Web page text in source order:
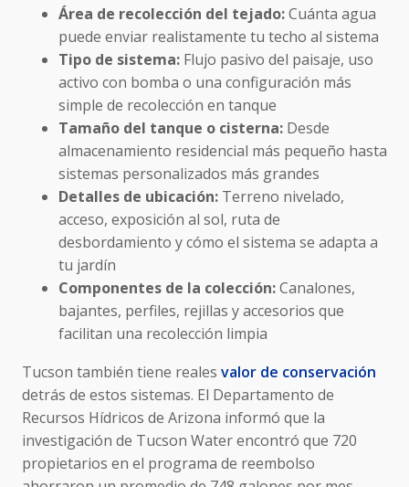
Área de recolección del tejado:Cuánta agua
puede enviar realistamente tu techo al sistema
Tipo de sistema: Flujo pasivo del paisaje, uso
activo con bomba o una configuración más
simple de recolección en tanque
Tamaño del tanque o cisterna: Desde
almacenamiento residencial más pequeño hasta
sistemas personalizados más grandes
Detalles de ubicación: Terreno nivelado,
acceso, exposición al sol, ruta de
desbordamiento y cómo el sistema se adapta a
tu jardín
Componentes de la colección:Canalones,
bajantes, perfiles, rejillas y accesorios que
facilitan una recolección limpia
Tucson también tiene reales valor de conservación
detrás de estos sistemas. El Departamento de
Recursos Hídricos de Arizona informó que la
investigación de Tucson Water encontró que 720
propietarios en el programa de reembolso